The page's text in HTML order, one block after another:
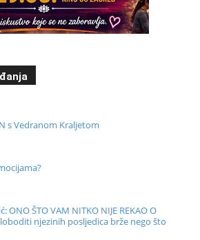
s Vedranom Kraljetom
ONO ŠTO VAM NITKO NIJE REKAO O
njezinih posljedica brže nego što